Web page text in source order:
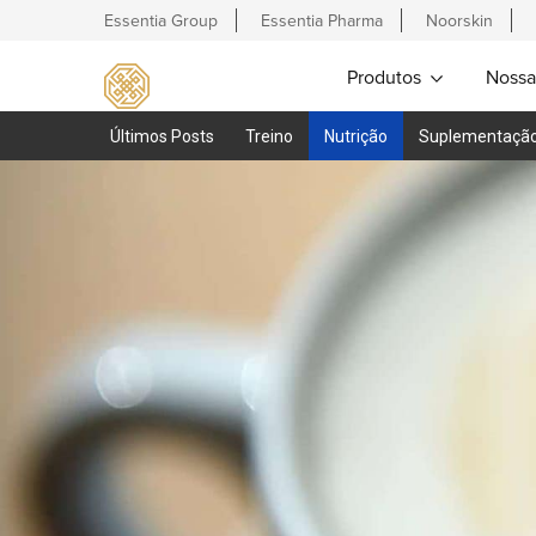
Essentia Group Essentia Pharma Noorskin
Produtos
Últimos Posts Treino Nutrição